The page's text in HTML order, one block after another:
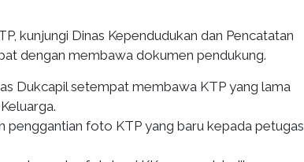
kunjungi Dinas Kependudukan dan Pencatatan
dengan membawa dokumen pendukung.
Dukcapil setempat membawa KTP yang lama
penggantian foto KTP yang baru kepada petugas